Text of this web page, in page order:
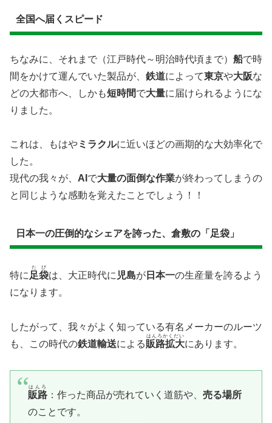
​全国へ届くスピード
ちなみに、それまで（江戸時代～明治時代頃まで） 船で時
間をかけて運んでいた製品が、 鉄道によって東京や大阪な
どの大都市へ、しかも短時間で大量に届けられるようにな
りました。
これは、もはやミラクルに近いほどの画期的な大効率化で
した。
現代の我々が、 AI で大量の面倒な作業が終わってしまうの
と同じような感動を覚えたことでしょう！！
日本一の圧倒的なシェアを誇った、倉敷の「足袋」
特に 足袋
たび
は、大正時代に 児島が 日本一の生産量を誇るよう
になります。
したがって、我々がよく知っている有名メーカーのルーツ
も、この時代の鉄道輸送による販路拡大
はんろかくだい
にあります。
販路
はんろ
：作った商品が売れていく道筋や、 売る場所
のことです。